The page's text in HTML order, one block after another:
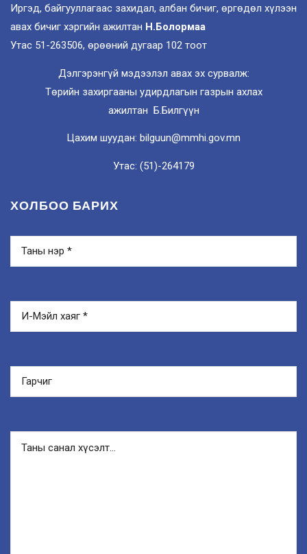
Иргэд, байгууллагаас захидал, албан бичиг, өргөдөл хүлээн
авах бичиг хэргийн ажилтан Н.Болормаа
Утас 51-263506, өрөөний дугаар 102 тоот
Дэлгэрэнгүй мэдээлэл авах эх сурвалж:
Төрийн захиргааны удирдлагын газрын ахлах
ажилтан Б.Билгүүн
Цахим шуудан: bilguun@mmhi.gov.mn
Утас: (51)-264179
ХОЛБОО БАРИХ